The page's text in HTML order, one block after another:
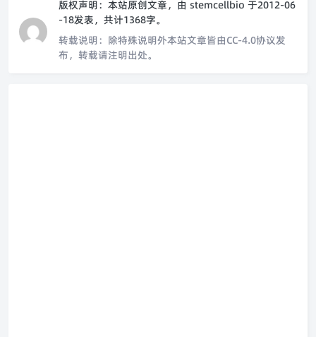
版权声明： 本站原创文章，由 stemcellbio 于2012-06
-18发表，共计1368字。
转载说明： 除特殊说明外本站文章皆由CC-4.0协议发
布，转载请注明出处。